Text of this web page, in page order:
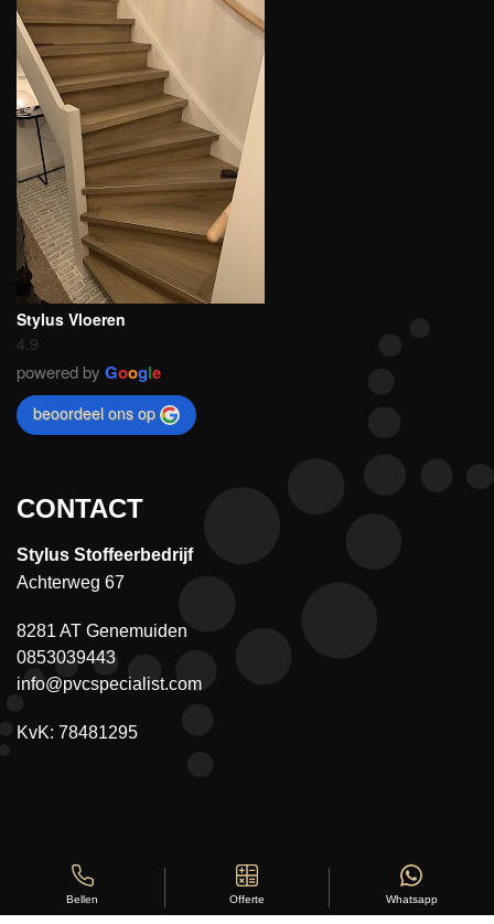
Stylus Vloeren
4.9
powered by Google
beoordeel ons op
CONTACT
Stylus Stoffeerbedrijf
Achterweg 67
8281 AT Genemuiden
0853039443
info@pvcspecialist.com
KvK: 78481295
Bellen Offerte Whatsapp